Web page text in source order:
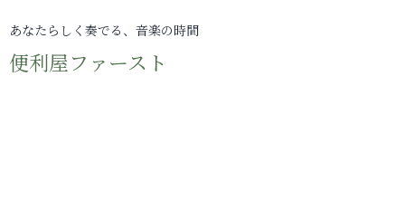
あなたらしく奏でる、音楽の時間
便利屋ファースト